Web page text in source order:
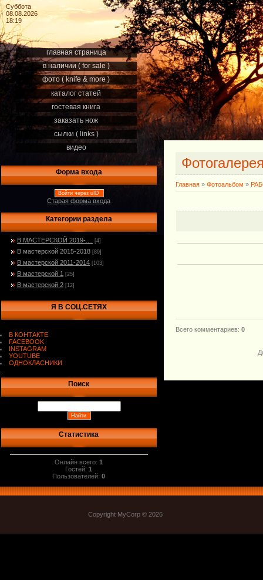
Суббота
08.08.2026
18:19
главная страница
в наличии ( for sale )
фото ( knife & more )
каталог статей
гостевая книга
заказать нож
сылки ( links )
видео
Форма входа
Войти через uID
Старая форма входа
Категории раздела
В МАСТЕРСКОЙ 2019-.... [4]
В мастерской 2015-2018 [89]
В мастерской 2011-2014 [103]
В мастерской 1 [25]
В мастерской 2 [12]
Я В СОЦ.СЕТЯХ
В КОНТАКТЕ
FACEBOOK
INSTAGRAM
YOUTUBE
ОДНОКЛАСНИКИ
Поиск
Статистика
Онлайн всего:1
Гостей:1
Пользователей:0
Главная » Фотоальбом »
Всего комментариев: 0
Copyright MyCorp © 2026